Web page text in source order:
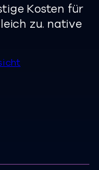
Kosten für
zu. native